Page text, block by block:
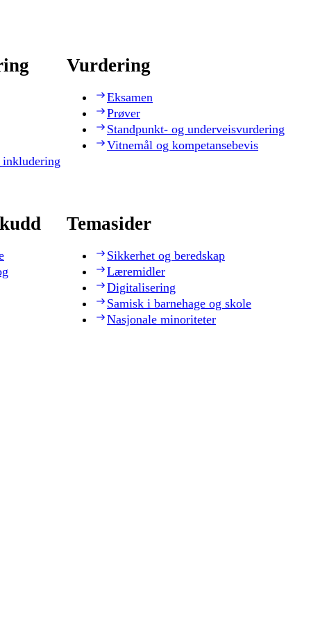
Vurdering
Eksamen
Prøver
Standpunkt- og underveisvurdering
Vitnemål og kompetansebevis
Temasider
Sikkerhet og beredskap
Læremidler
Digitalisering
Samisk i barnehage og skole
Nasjonale minoriteter